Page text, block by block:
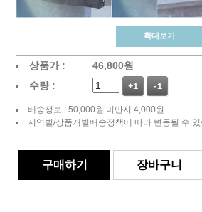
확대보기
상품가 : 46,800원
수량 :
+1 -1
배송정보 : 50,000원 미만시 4,000원
지역별/상품개별배송정책에 따라 변동될 수
구매하기 장바구니